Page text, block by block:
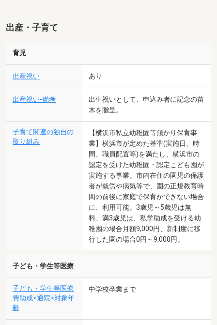
出産・子育て
育児
出産祝い あり
出産祝い-備考
出生祝いとして、申込み者に記念の苗
木を贈呈。
子育て関連の独自の
取り組み
【横浜市私立幼稚園等預かり保育事
業】横浜市が定めた基準(実施日、時
間、職員配置等)を満たし、横浜市の
認定を受けた幼稚園・認定こども園が
実施する事業。市内在住の園児の保護
者が就労や病気等で、園の正規教育時
間の前後に家庭で保育ができない場合
に、利用可能。3歳児～5歳児は無
料、満3歳児は、私学助成を受ける幼
稚園の場合月額9,000円、新制度に移
行した園の場合0円～9,000円。
子ども・学生等医療
子ども・学生等医療
費助成<通院>対象年
齢
中学校卒業まで